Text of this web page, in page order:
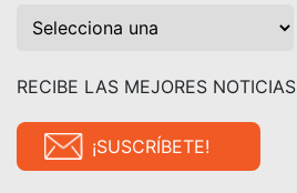
RECIBE LAS MEJORES NOTICIAS
¡SUSCRÍBETE!